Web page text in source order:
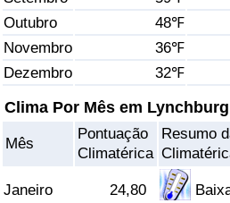
Outubro
48℉
Novembro
36℉
Dezembro
32℉
Clima Por Mês em Lynchburg
Mês
Pontuação
Climatérica
Resumo
Janeiro 24,80
Saúde
Indicador de Saúde (Atual)
Indicador de Saúde por País